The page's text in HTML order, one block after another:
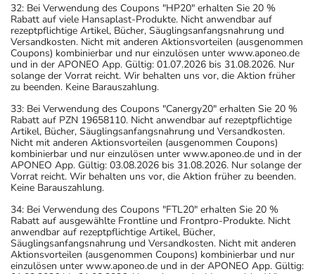
32: Bei Verwendung des Coupons "HP20" erhalten Sie 20 %
Rabatt auf viele Hansaplast-Produkte. Nicht anwendbar auf
rezeptpflichtige Artikel, Bücher, Säuglingsanfangsnahrung und
Versandkosten. Nicht mit anderen Aktionsvorteilen (ausgenommen
Coupons) kombinierbar und nur einzulösen unter www.aponeo.de
und in der APONEO App. Gültig: 01.07.2026 bis 31.08.2026. Nur
solange der Vorrat reicht. Wir behalten uns vor, die Aktion früher
zu beenden. Keine Barauszahlung.
33: Bei Verwendung des Coupons "Canergy20" erhalten Sie 20 %
Rabatt auf PZN 19658110. Nicht anwendbar auf rezeptpflichtige
Artikel, Bücher, Säuglingsanfangsnahrung und Versandkosten.
Nicht mit anderen Aktionsvorteilen (ausgenommen Coupons)
kombinierbar und nur einzulösen unter www.aponeo.de und in der
APONEO App. Gültig: 03.08.2026 bis 31.08.2026. Nur solange der
Vorrat reicht. Wir behalten uns vor, die Aktion früher zu beenden.
Keine Barauszahlung.
34: Bei Verwendung des Coupons "FTL20" erhalten Sie 20 %
Rabatt auf ausgewählte Frontline und Frontpro-Produkte. Nicht
anwendbar auf rezeptpflichtige Artikel, Bücher,
Säuglingsanfangsnahrung und Versandkosten. Nicht mit anderen
Aktionsvorteilen (ausgenommen Coupons) kombinierbar und nur
einzulösen unter www.aponeo.de und in der APONEO App. Gültig: